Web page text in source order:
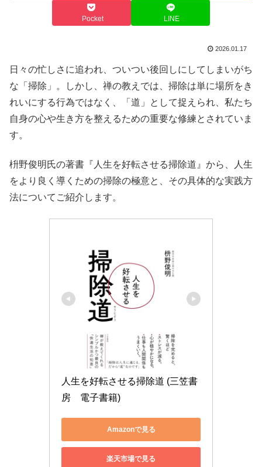
Pocket LINE
2026.01.17
日々の忙しさに追われ、ついつい後回しにしてしまいがち
な「掃除」。しかし、禅の教えでは、掃除は単に場所をき
れいにする行為ではなく、「道」として捉えられ、私たち
自身の心や生き方を整えるための重要な修練とされていま
す。
枡野俊明氏の著書『人生を好転させる掃除道』から、人生
をより良く導くための掃除の極意と、その具体的な実践方
法についてご紹介します。
人生を好転させる掃除道 (三笠書
房　電子書籍)
Amazonで見る
楽天市場で見る